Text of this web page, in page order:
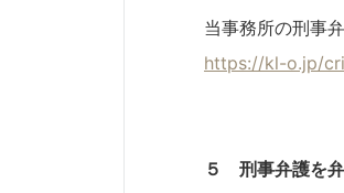
当事務所の刑事
https://kl-o.jp/
５ 刑事弁護を